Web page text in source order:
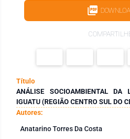
Título
ANÁLISE SOCIOAMBIENTAL DA
IGUATU (REGIÃO CENTRO SUL DO
Autores:
Anatarino Torres Da Costa